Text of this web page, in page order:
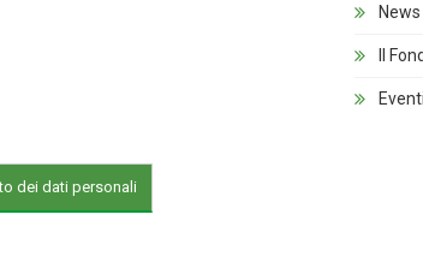
dei dati personali
Il
Eventi